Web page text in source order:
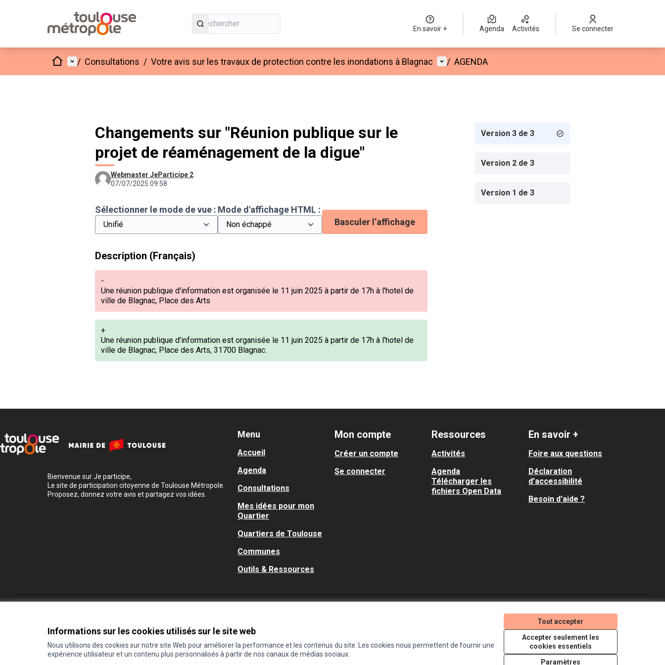
Informations sur les cookies utilisés sur le site web
Nous utilisons des cookies sur notre site Web pour améliorer la performance et les contenus du site. Les cookies nous permettent de fournir une
expérience utilisateur et un contenu plus personnalisés à partir de nos canaux de médias sociaux.
Tout accepter
Accepter seulement les
cookies essentiels
Paramètres
En savoir + Agenda Activités Se connecter
AccueilMenu principal
/ Consultations / Votre avis sur les travaux de protection contre les inondations à Blagnac Menu utilisateur
/ AGENDA
Changements sur "Réunion publique sur le
projet de réaménagement de la digue"
Webmaster JeParticipe 2
07/07/2025 09:58
Sélectionner le mode de vue : Mode d'affichage HTML :
Basculer l’affichage
Description (Français)
-
Une réunion publique d'information est organisée le 11 juin 2025 à partir de 17h à l'hotel de
ville de Blagnac, Place des Arts
+
Une réunion publique d'information est organisée le 11 juin 2025 à partir de 17h à l'hotel de
ville de Blagnac, Place des Arts, 31700 Blagnac.
Version 3 de 3
Version 2 de 3
Version 1 de 3
Bienvenue sur Je participe,
Le site de participation citoyenne de Toulouse Métropole.
Proposez, donnez votre avis et partagez vos idées.
Menu
Accueil
Agenda
Consultations
Mes idées pour mon
Quartier
Quartiers de Toulouse
Communes
Outils & Ressources
Mon compte
Créer un compte
Se connecter
Ressources
Activités
Agenda
Télécharger les
fichiers Open Data
En savoir +
Foire aux questions
Déclaration
d'accessibilité
Besoin d'aide ?
(Lien externe)
(Lien externe)
(Lien externe)
Licence Creative
(Lien externe)